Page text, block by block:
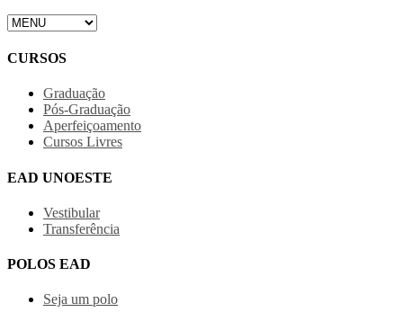
CURSOS
Graduação
Pós-Graduação
Aperfeiçoamento
Cursos Livres
EAD UNOESTE
Vestibular
Transferência
POLOS EAD
Seja um polo